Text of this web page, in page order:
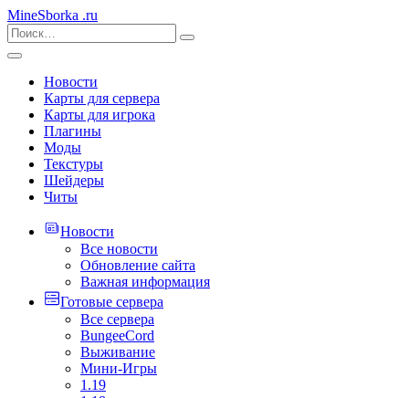
MineSborka .ru
Новости
Карты для сервера
Карты для игрока
Плагины
Моды
Текстуры
Шейдеры
Читы
Новости
Все новости
Обновление сайта
Важная информация
Готовые сервера
Все сервера
BungeeCord
Выживание
Мини-Игры
1.19